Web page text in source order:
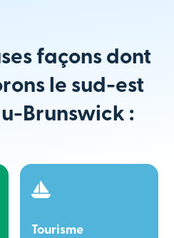
façons dont
le sud-est
Brunswick :
Tourisme